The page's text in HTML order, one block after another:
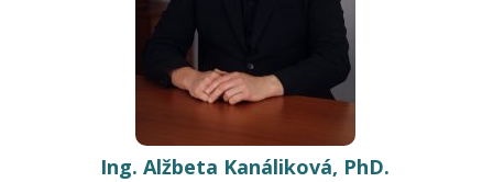
Ing. Alžbeta Kanáliková, PhD.